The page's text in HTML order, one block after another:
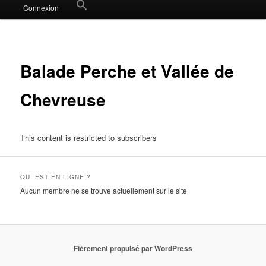
Connexion Search
Search Button
Balade Perche et Vallée de
Chevreuse
This content is restricted to subscribers
QUI EST EN LIGNE ?
Aucun membre ne se trouve actuellement sur le site
Fièrement propulsé par WordPress